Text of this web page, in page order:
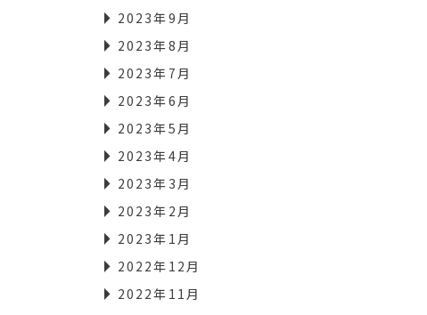
2023年9月
2023年8月
2023年7月
2023年6月
2023年5月
2023年4月
2023年3月
2023年2月
2023年1月
2022年12月
2022年11月